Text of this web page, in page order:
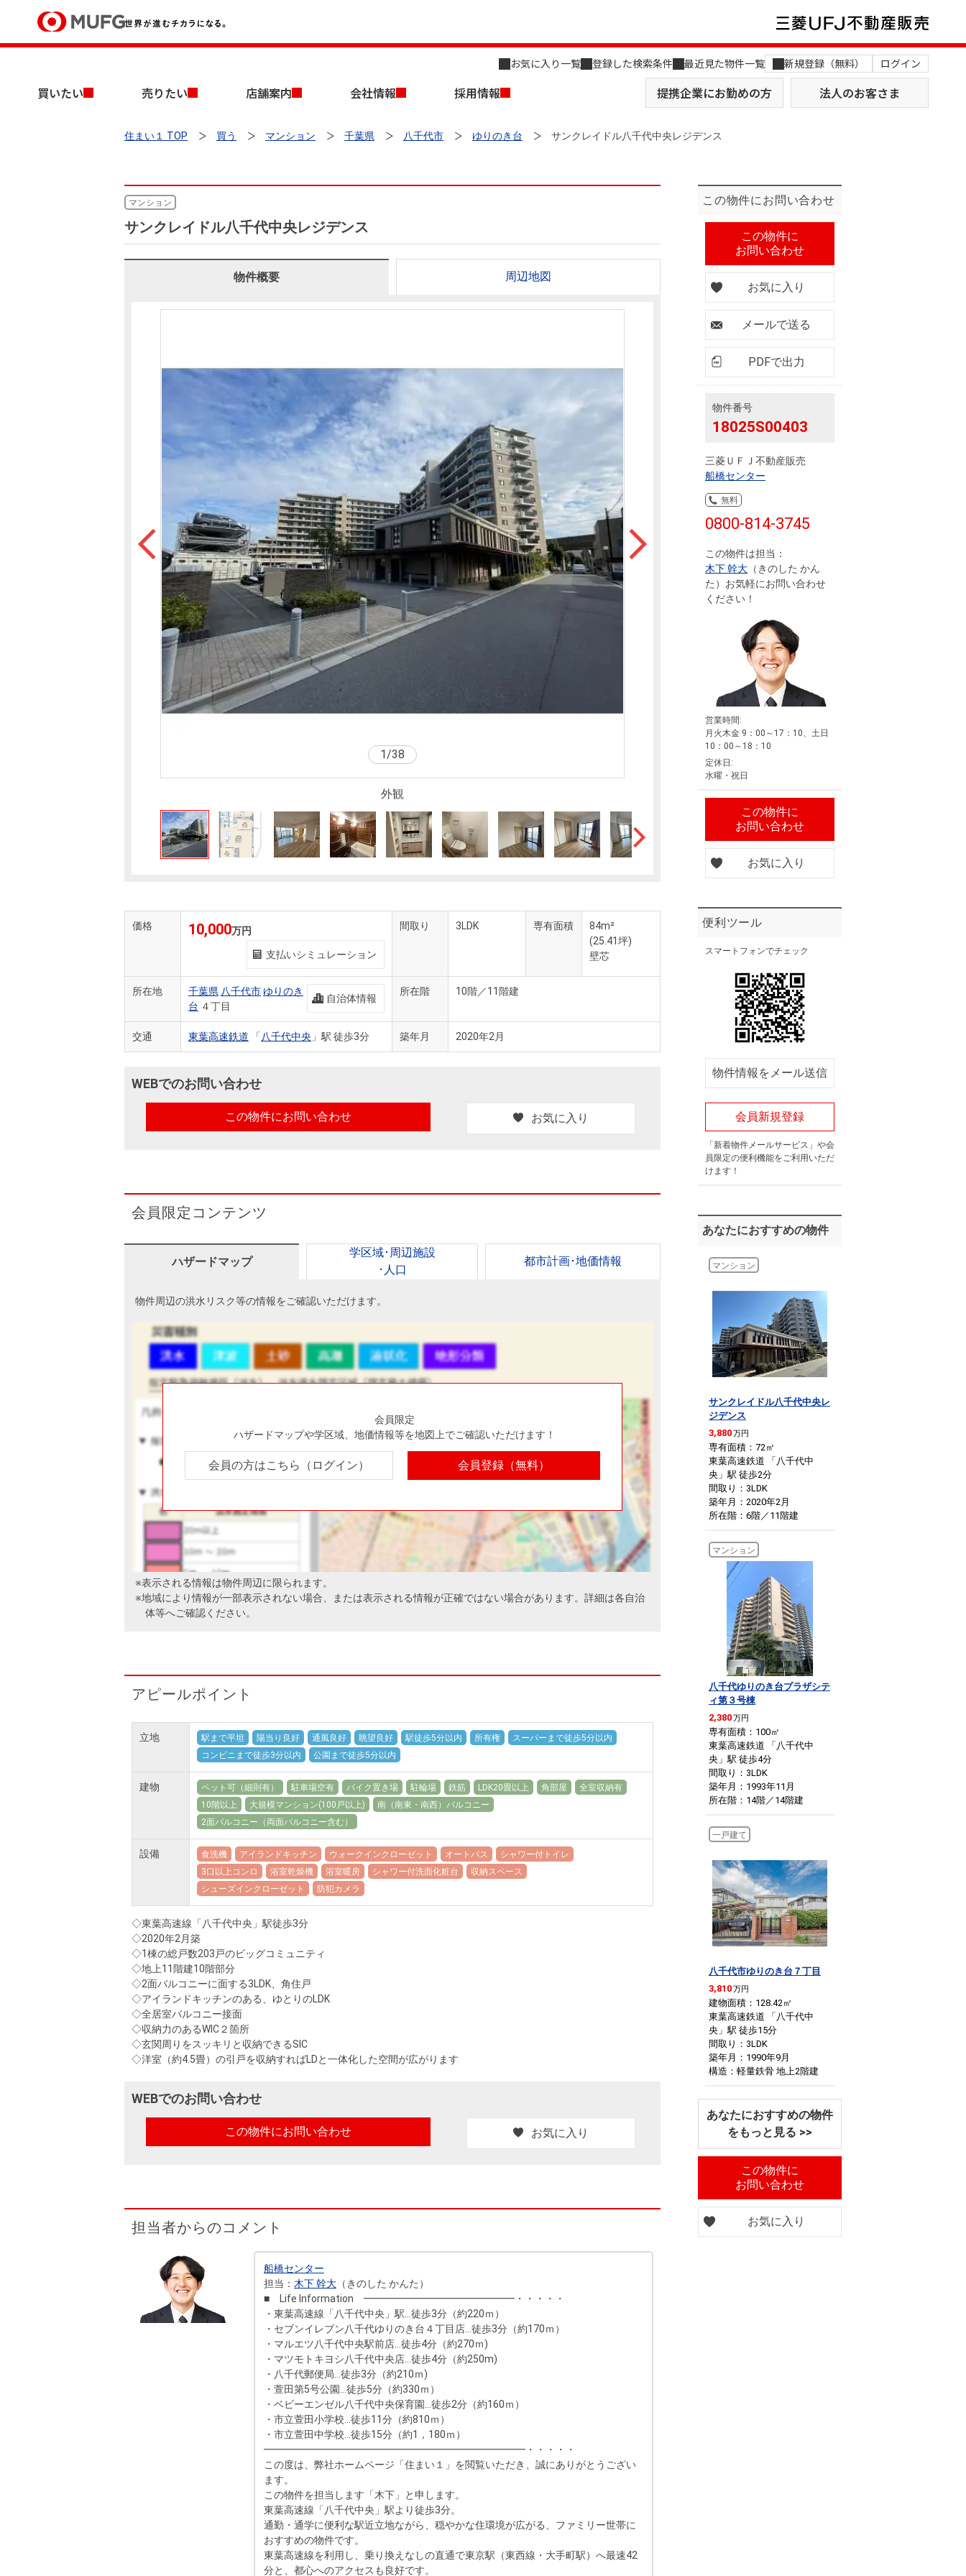
お気に入り一覧 登録した検索条件 最近見た物件一覧 新規登録（無料） ログイン
買いたい 売りたい 店舗案内 会社情報 採用情報 提携企業にお勤めの方 法人のお客さま
土地を探す
投資用物件を探す 事業用物件を探す おすすめ物件から探す
住宅ローンシミュレーション
住まいと暮らしの税金の本（電子ブック） 購入ガイド
AI不動産査定
売却時手取り金額試算
周辺相場検索
住まいと暮らしの税金の本（電子ブック） 売却ガイド
店舗のご案内（首都圏） 店舗のご案内（名古屋） 店舗のご案内（関西）
会社概要
ニュースリリース
会社案内（電子ブック版）
キャリア採用情報
売りたい
住まい１ TOP 買う マンション 千葉県 八千代市 ゆりのき台 サンクレイドル八千代中央レジデンス
マンション
サンクレイドル八千代中央レジデンス
物件概要 周辺地図
1/38
外観
価格 10,000万円
支払いシミュレーション
間取り 3LDK 専有面積
84m²
(25.41坪)
壁芯
所在地
自治体情報
千葉県 八千代市 ゆりのき
台 ４丁目
所在階 10階／11階建
交通 東葉高速鉄道 「 八千代中央 」駅 徒歩3分 築年月 2020年2月
WEBでのお問い合わせ
この物件にお問い合わせ お気に入り
会員限定コンテンツ
ハザードマップ
学区域･周辺施設
･人口
都市計画･地価情報
物件周辺の洪水リスク等の情報をご確認いただけます。
会員限定
ハザードマップや学区域、地価情報等を地図上でご確認いただけます！
会員の方はこちら（ログイン） 会員登録（無料）
※表示される情報は物件周辺に限られます。
※地域により情報が一部表示されない場合、または表示される情報が正確ではない場合があります。詳細は各自治
体等へご確認ください。
この物件にお問い合わせ
この物件に
お問い合わせ
お気に入り
メールで送る
PDFで出力
物件番号
18025S00403
三菱ＵＦＪ不動産販売
船橋センター
無料
0800-814-3745
この物件は担当：
木下 幹大 （きのした かん
た）お気軽にお問い合わせ
ください！
営業時間:
月火木金 9：00～17：10、土日
10：00～18：10
定休日:
水曜・祝日
この物件に
お問い合わせ
お気に入り
便利ツール
スマートフォンでチェック
物件情報をメール送信
会員新規登録
「新着物件メールサービス」や会
員限定の便利機能をご利用いただ
けます！
あなたにおすすめの物件
マンション
サンクレイドル八千代中央レ
ジデンス
3,880万円
専有面積：72 ㎡
東葉高速鉄道 「八千代中
央」駅 徒歩2分
間取り：3LDK
築年月：2020年2月
所在階：6階／11階建
マンション
八千代ゆりのき台プラザシテ
ィ第３号棟
2,380万円
専有面積：100㎡
東葉高速鉄道 「八千代中
央」駅 徒歩4分
間取り：3LDK
築年月：1993年11月
所在階：14階／14階建
一戸建て
八千代市ゆりのき台７丁目
3,810万円
建物面積：128.42 ㎡
東葉高速鉄道 「八千代中
央」駅 徒歩15分
間取り：3LDK
築年月：1990年9月
構造：軽量鉄骨 地上2階建
あなたにおすすめの物件
をもっと見る >>
この物件に
お問い合わせ
お気に入り
アピールポイント
立地 駅まで平坦 陽当り良好 通風良好 眺望良好 駅徒歩5分以内 所有権
スーパーまで徒歩5分以内
コンビニまで徒歩3分以内
公園まで徒歩5分以内
建物 ペット可（細則有） 駐車場空有 バイク置き場 駐輪場 鉄筋 LDK20畳以上 角部屋
全室収納有
10階以上
大規模マンション(100戸以上)
南（南東・南西）バルコニー
2面バルコニー（両面バルコニー含む）
設備 食洗機 アイランドキッチン ウォークインクローゼット オートバス
シャワー付トイレ
3口以上コンロ
浴室乾燥機 浴室暖房 シャワー付洗面化粧台
収納スペース
シューズインクローゼット
防犯カメラ
◇東葉高速線「八千代中央」駅徒歩3分
◇2020年2月築
◇1棟の総戸数203戸のビッグコミュニティ
◇地上11階建10階部分
◇2面バルコニーに面する3LDK、角住戸
◇アイランドキッチンのある、ゆとりのLDK
◇全居室バルコニー接面
◇収納力のあるWIC２箇所
◇玄関周りをスッキリと収納できるSIC
◇洋室（約4.5畳）の引戸を収納すればLDと一体化した空間が広がります
WEBでのお問い合わせ
この物件にお問い合わせ お気に入り
担当者からのコメント
船橋センター
担当： 木下 幹大 （きのした かんた）
■ Life Information ━━━━━━━━━━━━━━━・・・・・
・東葉高速線「八千代中央」駅…徒歩3分（約220ｍ）
・セブンイレブン八千代ゆりのき台４丁目店…徒歩3分（約170ｍ）
・マルエツ八千代中央駅前店…徒歩4分（約270ｍ)
・マツモトキヨシ八千代中央店…徒歩4分（約250m)
・八千代郵便局…徒歩3分（約210ｍ)
・萱田第5号公園…徒歩5分（約330ｍ）
・ベビーエンゼル八千代中央保育園…徒歩2分（約160ｍ）
・市立萱田小学校…徒歩11分（約810ｍ）
・市立萱田中学校…徒歩15分（約1，180ｍ）
━━━━━━━━━━━━━━━━━━━━━━━━━━・・・・・
この度は、弊社ホームページ「住まい１」を閲覧いただき、誠にありがとうござい
ます。
この物件を担当します「木下」と申します。
東葉高速線「八千代中央」駅より徒歩3分。
通勤・通学に便利な駅近立地ながら、穏やかな住環境が広がる、ファミリー世帯に
おすすめの物件です。
東葉高速線を利用し、乗り換えなしの直通で東京駅（東西線・大手町駅）へ最速42
分と、都心へのアクセスも良好です。